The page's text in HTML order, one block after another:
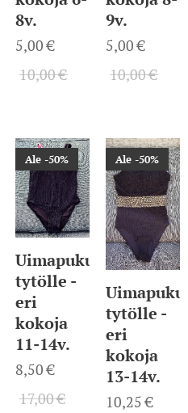
8v.
5,00€
10,00€
9v.
5,00€
10,00€
Uimapuku
tytölle -
eri
kokoja
11-14v.
Ale -50%
8,50€
17,00€
Uimapuku
tytölle -
eri
kokoja
13-14v.
Ale -50%
10,25€